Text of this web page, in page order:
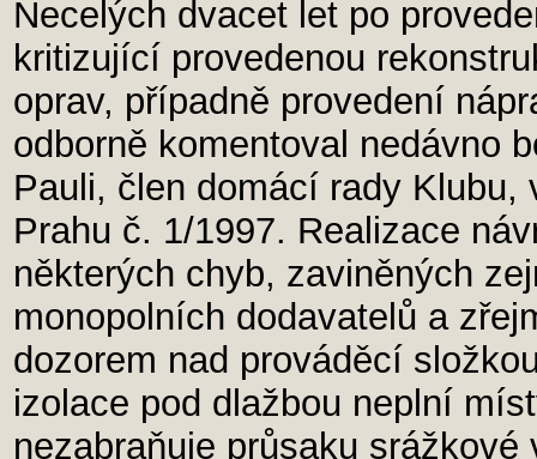
Necelých dvacet let po
kritizující provedenou
oprav, případně provedení
odborně komentoval nedávno
Pauli, člen domácí rady Klubu,
Prahu č. 1/1997. Realizace
některých chyb, zaviněných
monopolních dodavatelů a
dozorem nad prováděcí
izolace pod dlažbou neplní
nezabraňuje průsaku